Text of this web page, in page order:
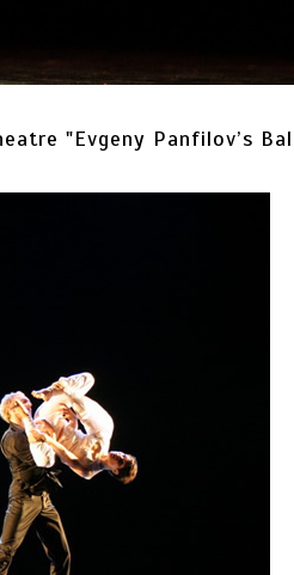
"Evgeny Panfilov’s